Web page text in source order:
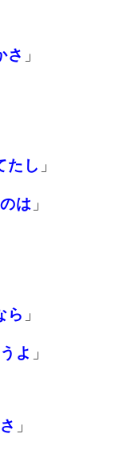
さ 」
たし 」
は 」
ら 」
よ 」
」